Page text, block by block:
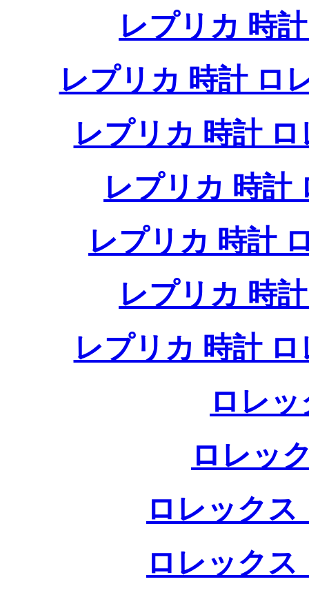
レプリカ 時
レプリカ 時計 ロ
レプリカ 時計
レプリカ 時計
レプリカ 時計
レプリカ 時
レプリカ 時計
ロレ
ロレッ
ロレックス
ロレックス